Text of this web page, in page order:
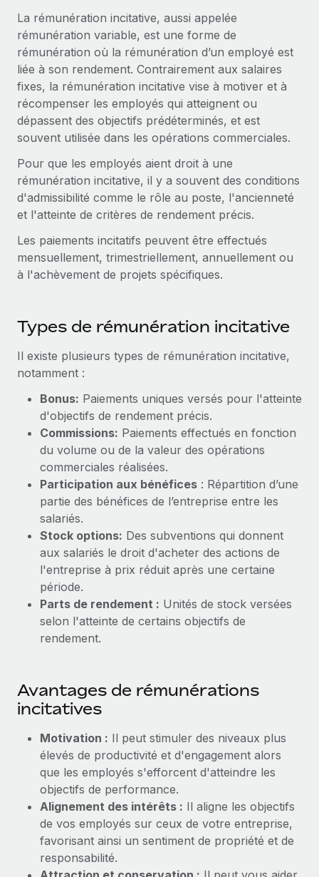
Intégrez et gérez vos freelances partout dans le monde
PEO
Sous-traitez les opérations complexes liées à l’emploi
INFRASTRUCTURE
Intégration Remote
Intégrez vos RH aux flux de travail en toute simplicité
Plateforme
Des fonctions RH clés intégrées pour votre équipe
Connectez n'importe quel outil d’IA à Remote grâce à
SERVICES
Recevez des conseils d’experts sur les RH à
l’international et la conformité
Contrôles d’antécédents
Simplifiez vos processus de présélection des
candidats
Remote Watchtower
Gardez un temps d’avance sur les risques en
matière de conformité
Gestion des appareils
Achetez et suivez vos équipements informatiques
dans le monde entier
conformité
Mobilité et déménagement international
Organisez facilement le déménagement de vos
employés
Avantages sociaux
Gérez facilement les avantages sociaux
Comparer Remote
Examinez notre service par rapport aux autres
CROISSANCE
Start-ups
Des solutions agiles et internationales pour les RH et la
paie des entreprises en pleine croissance
Entreprises intermédiaires
Développez vos équipes avec des solutions RH sur
mesure
Les RH à l’international pour les grandes entreprises
Intégrez les RH à l’international de manière flexible
Devenir partenaire
Explorez avec nous vos opportunités de partenariat
Remote Build Bientôt disponible
Conseil en intégrations et automatisations assistées par
l’IA
ÉTUDES DE CAS
pays
Calculateur de paiement des freelances
Découvrez les devises disponibles et les vitesses de
paiement pour vos freelances internationaux
APPRENDRE AVEC REMOTE
Études de cas
Checklists et modèles
Descriptions de postes
Événements
Salle de presse
Centre de ressources
Obtenir de l’aide
Voir toutes les ressources
BLOG
Paie multipays
EOR et PEO
Gestion des freelances
Taxes
BLOG
Mises à jour des produits de Remote :
Intégrations Gusto et Xero et Gestion des
freelances Plus
Remote a toujours pour mission d'aider les entreprises de
toute taille à embaucher, gérer et payer...
En savoir plus
Nederlands
Français
Deutsch
Español
Italiano
Português (Portugal)
日本語
한국어
Connexion
La rémunération incitative, aussi appelée
rémunération variable, est une forme de
rémunération où la rémunération d’un employé est
liée à son rendement. Contrairement aux salaires
fixes, la rémunération incitative vise à motiver et à
récompenser les employés qui atteignent ou
dépassent des objectifs prédéterminés, et est
souvent utilisée dans les opérations commerciales.
Pour que les employés aient droit à une
rémunération incitative, il y a souvent des conditions
d'admissibilité comme le rôle au poste, l'ancienneté
et l'atteinte de critères de rendement précis.
Les paiements incitatifs peuvent être effectués
mensuellement, trimestriellement, annuellement ou
à l'achèvement de projets spécifiques.
Types de rémunération incitative
Il existe plusieurs types de rémunération incitative,
notamment :
Bonus: Paiements uniques versés pour l'atteinte
d'objectifs de rendement précis.
Commissions: Paiements effectués en fonction
du volume ou de la valeur des opérations
commerciales réalisées.
Participation aux bénéfices : Répartition d’une
partie des bénéfices de l’entreprise entre les
salariés.
Stock options: Des subventions qui donnent
aux salariés le droit d'acheter des actions de
l'entreprise à prix réduit après une certaine
période.
Parts de rendement : Unités de stock versées
selon l'atteinte de certains objectifs de
rendement.
Avantages de rémunérations
incitatives
Motivation : Il peut stimuler des niveaux plus
élevés de productivité et d'engagement alors
que les employés s'efforcent d'atteindre les
objectifs de performance.
Alignement des intérêts : Il aligne les objectifs
de vos employés sur ceux de votre entreprise,
favorisant ainsi un sentiment de propriété et de
responsabilité.